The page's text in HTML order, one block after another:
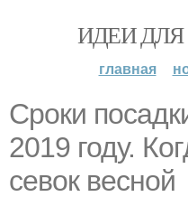
ИДЕИ
главная
Сроки
2019 году.
севок весной